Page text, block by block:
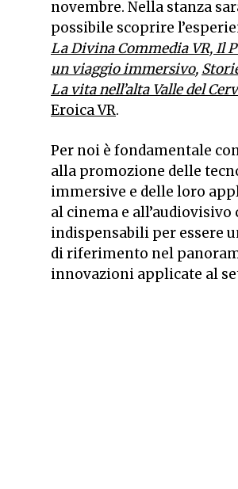
novembre. Nella stanza
possibile scoprire
La Divina Commedia VR, Il
un viaggio immersivo,
La vita nell’alta Valle del
Eroica VR.
Per noi è fondamentale
alla promozione delle
immersive e delle loro
al cinema e all’audiovisivo
indispensabili per essere
di riferimento nel
innovazioni applicate al